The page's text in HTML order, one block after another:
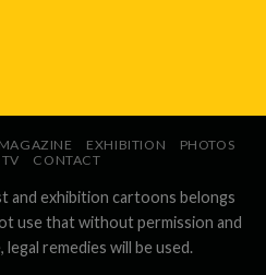
MAGAZINE EXHIBITION
PHOTOS
TV CONTACT
and exhibition cartoons belongs
use that without permission and
remedies will be used.